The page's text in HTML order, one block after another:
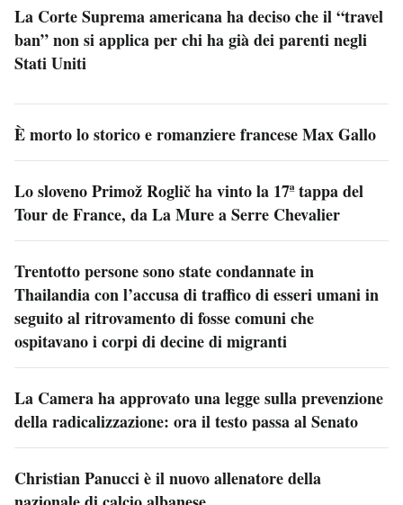
La Corte Suprema americana ha deciso che il “travel
ban” non si applica per chi ha già dei parenti negli
Stati Uniti
È morto lo storico e romanziere francese Max Gallo
Lo sloveno Primož Roglič ha vinto la 17ª tappa del
Tour de France, da La Mure a Serre Chevalier
Trentotto persone sono state condannate in
Thailandia con l’accusa di traffico di esseri umani in
seguito al ritrovamento di fosse comuni che
ospitavano i corpi di decine di migranti
La Camera ha approvato una legge sulla prevenzione
della radicalizzazione: ora il testo passa al Senato
Christian Panucci è il nuovo allenatore della